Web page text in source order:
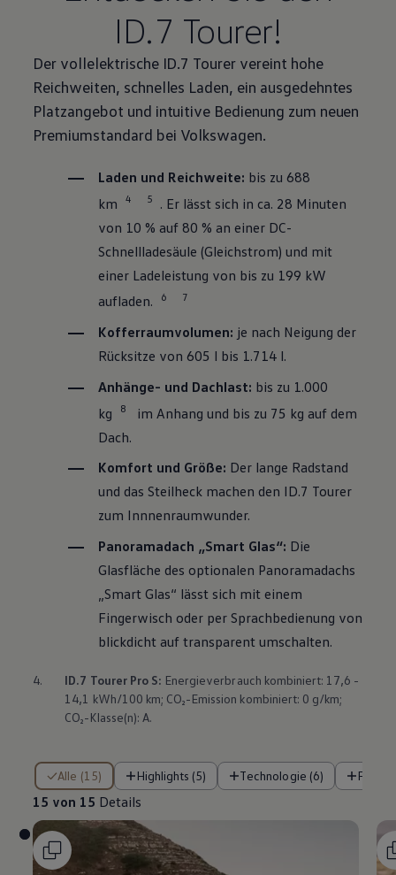
ID.7 Tourer!
Der vollelektrische ID.7 Tourer vereint hohe
Reichweiten, schnelles Laden, ein ausgedehntes
Platzangebot und intuitive Bedienung zum neuen
Premiumstandard bei Volkswagen.
Laden und Reichweite: bis zu 688
km
4 5
. Er lässt sich in ca. 28 Minuten
von 10 % auf 80 % an einer DC-
Schnellladesäule (Gleichstrom) und mit
einer Ladeleistung von bis zu 199 kW
aufladen.
6 7
Kofferraumvolumen: je nach Neigung der
Rücksitze von 605 l bis 1.714 l.
Anhänge- und Dachlast: bis zu 1.000
kg
8
im Anhang und bis zu 75 kg auf dem
Dach.
Komfort und Größe: Der lange Radstand
und das Steilheck machen den ID.7 Tourer
zum Innnenraumwunder.
Panoramadach „Smart Glas“: Die
Glasfläche des optionalen Panoramadachs
„Smart Glas“ lässt sich mit einem
Fingerwisch oder per Sprachbedienung von
blickdicht auf transparent umschalten.
4. ID.7 TourerPro S: Energieverbrauch kombiniert: 17,6 -
14,1 kWh/100 km; CO₂-Emission kombiniert: 0 g/km;
CO₂-Klasse(n): A.
Alle (15) Highlights (5) Technologie (6)
15 von 15 Details
15 von 15 Details